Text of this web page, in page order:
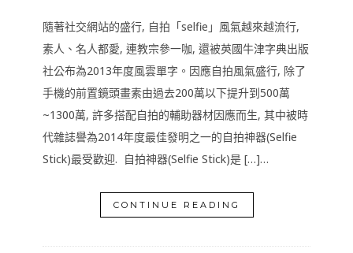
隨著社交網站的盛行, 自拍「selfie」風氣越來越流行,
素人、名人都愛, 連教宗參一咖, 還被英國牛津字典出版
社公布為2013年度風雲單字。因應自拍風氣盛行, 除了
手機的前置鏡頭畫素由過去200萬以下提升到500萬
~1300萬, 許多搭配自拍的輔助器材因應而生, 其中被時
代雜誌譽為2014年度最佳發明之一的自拍神器(Selfie
Stick)最受歡迎. 自拍神器(Selfie Stick)是 […]…
CONTINUE READING